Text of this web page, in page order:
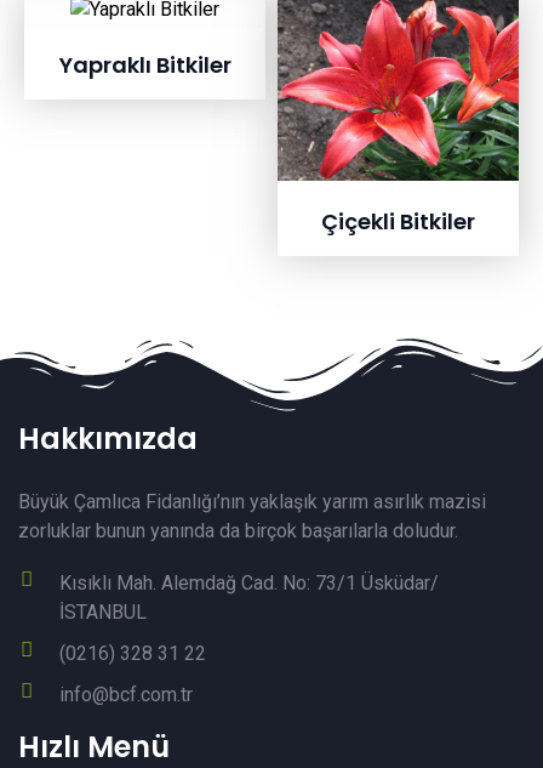
Yapraklı Bitkiler
Çiçekli Bitkiler
Hakkımızda
Büyük Çamlıca Fidanlığı’nın yaklaşık yarım asırlık mazisi
zorluklar bunun yanında da birçok başarılarla doludur.
Kısıklı Mah. Alemdağ Cad. No: 73/1 Üsküdar/
İSTANBUL
(0216) 328 31 22
info@bcf.com.tr
Hızlı Menü